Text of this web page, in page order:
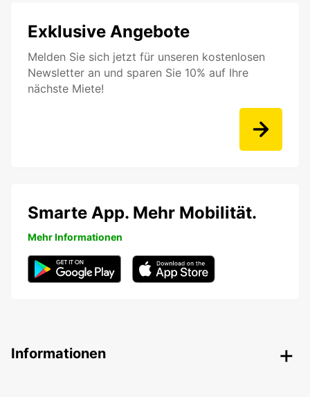
Exklusive Angebote
Melden Sie sich jetzt für unseren kostenlosen
Newsletter an und sparen Sie 10% auf Ihre
nächste Miete!
Smarte App. Mehr Mobilität.
Mehr Informationen
Informationen